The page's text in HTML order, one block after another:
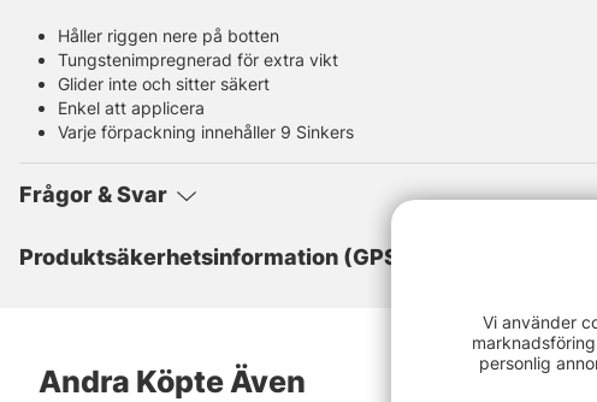
Håller riggen nere på botten
Tungstenimpregnerad för extra vikt
Glider inte och sitter säkert
Enkel att applicera
Varje förpackning innehåller 9 Sinkers
Frågor & Svar
Produktsäkerhetsinformation (GPSR)
Andra Köpte Även
Vi använder
personlig